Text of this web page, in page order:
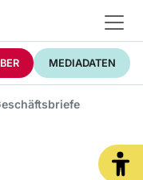
MEDIADATEN